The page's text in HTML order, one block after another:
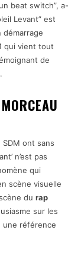
beat switch”, a-
Levant” est
qui vient tout
de
SDM ont sans
n’est pas
qui
scène visuelle
du rap
sur les
une référence